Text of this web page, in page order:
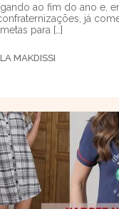
ao fim do ano e,
já
para […]
MAKDISSI